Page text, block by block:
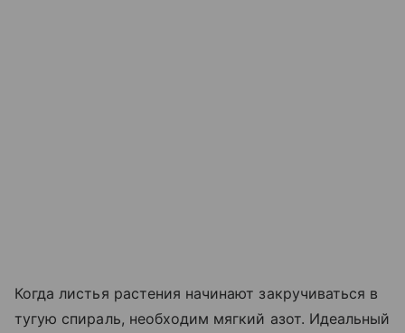
Когда листья растения начинают закручиваться в
тугую спираль, необходим мягкий азот. Идеальный